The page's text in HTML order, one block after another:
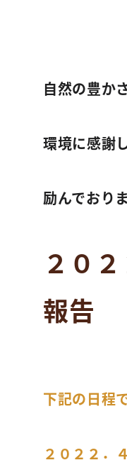
自然の豊か
環境に感謝
励んでおり
２０
報告
下記の日程
２０２２．